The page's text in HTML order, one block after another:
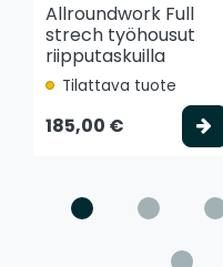
Allroundwork Full
strech työhousut
riipputaskuilla
Tilattava tuote
185,00 €